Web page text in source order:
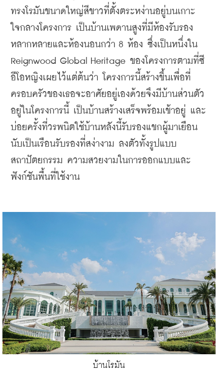
ทรงโรมันขนาดใหญ่สีขาวที่ตั้งตระหง่านอยู่บนเกาะ
ใจกลางโครงการ เป็นบ้านเพดานสูงที่มีห้องรับรอง
หลากหลายและห้องนอนกว่า 8 ห้อง ซึ่งเป็นหนึ่งใน
Reignwood Global Heritage ของโครงการตามที่ซี
อีโอหญิงเผยไว้แต่ต้นว่า โครงการนี้สร้างขึ้นเพื่อที่
ครอบครัวของเธอจะอาศัยอยู่เองด้วยจึงมีบ้านส่วนตัว
อยู่ในโครงการนี้ เป็นบ้านสร้างเสร็จพร้อมเข้าอยู่ และ
บ่อยครั้งที่วรพนิตใช้บ้านหลังนี้รับรองแขกผู้มาเยือน
นับเป็นเรือนรับรองที่สง่างาม ลงตัวทั้งรูปแบบ
สถาปัตยกรรม ความสวยงามในการออกแบบและ
ฟังก์ชันพื้นที่ใช้งาน
บ้านโรมัน